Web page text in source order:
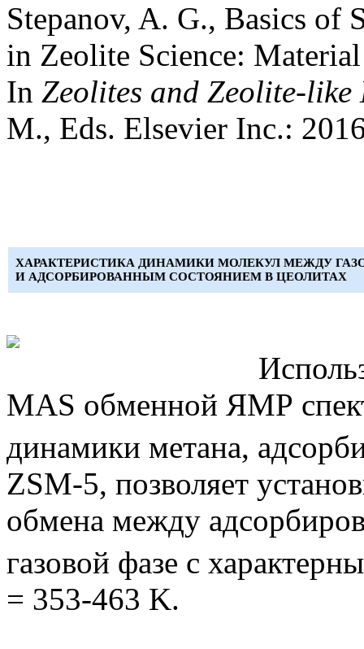
Stepanov, A. G., Basics
in Zeolite Science:
In Zeolites and Zeolite-
M., Eds. Elsevier Inc.:
ХАРАКТЕРИСТИКА ДИНАМИКИ МОЛЕКУЛ МЕЖДУ
И АДСОРБИРОВАННЫМ СОСТОЯНИЕМ В ЦЕОЛИТАХ
MAS обменной ЯМР
динамики метана,
ZSM-5, позволяет
обмена между
газовой фазе с
= 353-463 K.